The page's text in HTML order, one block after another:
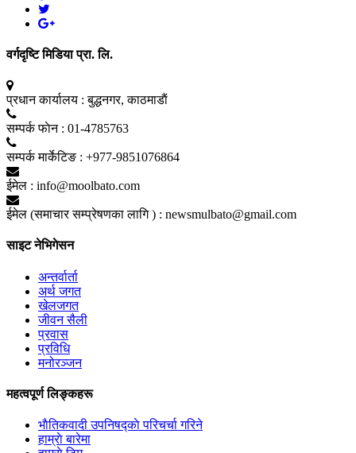
वर्गदृष्टि मिडिया प्रा. लि.
प्रधान कार्यालय : बुद्धनगर, काठमाडाैं
सम्पर्क फाेन : 01-4785763
सम्पर्क मार्केटिङ : +977-9851076864
ईमेल : info@moolbato.com
ईमेल (समाचार सम्प्रेषणका लागि ) : newsmulbato@gmail.com
साइट नेभिगेसन
अन्तर्वार्ता
अर्थ जगत
खेलजगत
जीवन सैली
प्रवास
प्रविधि
मनोरञ्जन
महत्वपूर्ण लिङ्कहरू
भाैतिकवादी उपनिषद्काे परिचर्चा गरिने
हाम्राे बारेमा